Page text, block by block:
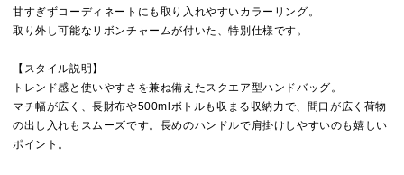
甘すぎずコーディネートにも取り入れやすいカラーリング。
取り外し可能なリボンチャームが付いた、特別仕様です。
【スタイル説明】
トレンド感と使いやすさを兼ね備えたスクエア型ハンドバッグ。
マチ幅が広く、長財布や500mlボトルも収まる収納力で、間口が広く荷物
の出し入れもスムーズです。長めのハンドルで肩掛けしやすいのも嬉しい
ポイント。